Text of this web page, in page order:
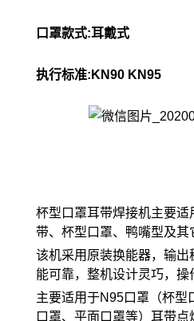
口罩款式:耳戴式
执行标准:KN90 KN95
杯型口罩耳带焊接机主要
带、杯型口罩、鸭嘴型及其
该机采用原装换能器，输
能可靠，整机设计灵巧，操
主要适用于N95口罩（杯型
口罩、平面口罩等）耳带